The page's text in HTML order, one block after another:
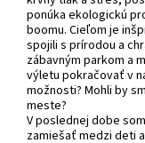
ponúka ekologickú
boomu. Cieľom je
spojili s prírodou a
zábavným parkom a
výletu pokračovať v
možnosti? Mohli by
meste?
V poslednej dobe
zamiešať medzi deti